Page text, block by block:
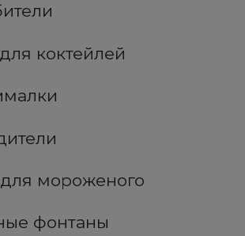
коктейлей
мороженого
фонтаны